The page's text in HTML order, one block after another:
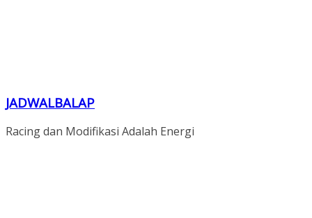
JADWALBALAP
Racing dan Modifikasi Adalah Energi